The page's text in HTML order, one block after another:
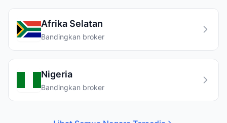
Afrika Selatan
Bandingkan broker
Nigeria
Bandingkan broker